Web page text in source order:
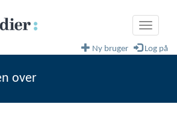
Toggle
Log på
Ny bruger
over